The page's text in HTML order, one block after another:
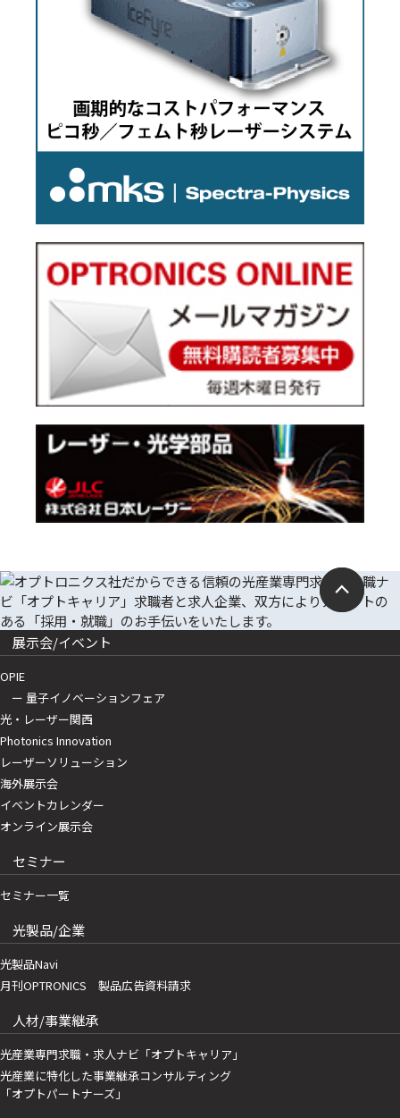
展示会/イベント
OPIE
ー 量子イノベーションフェア
光・レーザー関西
Photonics Innovation
レーザーソリューション
海外展示会
イベントカレンダー
オンライン展示会
セミナー
セミナー一覧
光製品/企業
光製品Navi
月刊OPTRONICS 製品広告資料請求
人材/事業継承
光産業専門求職・求人ナビ「オプトキャリア」
光産業に特化した事業継承コンサルティング
「オプトパートナーズ」